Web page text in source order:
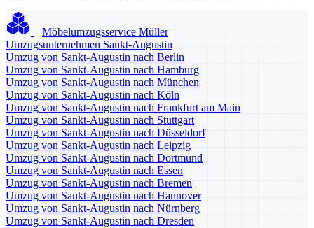
Möbelumzugsservice Müller
Umzugsunternehmen Sankt-Augustin
Umzug von Sankt-Augustin nach Berlin
Umzug von Sankt-Augustin nach Hamburg
Umzug von Sankt-Augustin nach München
Umzug von Sankt-Augustin nach Köln
Umzug von Sankt-Augustin nach Frankfurt am Main
Umzug von Sankt-Augustin nach Stuttgart
Umzug von Sankt-Augustin nach Düsseldorf
Umzug von Sankt-Augustin nach Leipzig
Umzug von Sankt-Augustin nach Dortmund
Umzug von Sankt-Augustin nach Essen
Umzug von Sankt-Augustin nach Bremen
Umzug von Sankt-Augustin nach Hannover
Umzug von Sankt-Augustin nach Nürnberg
Umzug von Sankt-Augustin nach Dresden